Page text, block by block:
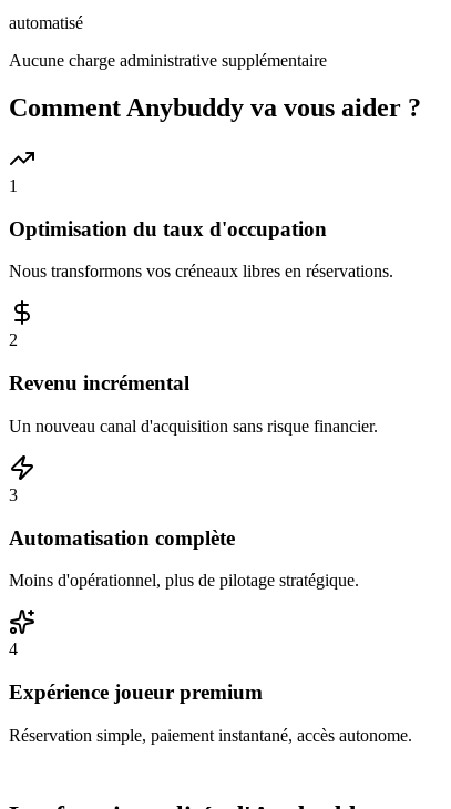
automatisé
Aucune charge administrative supplémentaire
Comment Anybuddy va vous aider ?
1
Optimisation du taux d'occupation
Nous transformons vos créneaux libres en réservations.
2
Revenu incrémental
Un nouveau canal d'acquisition sans risque financier.
3
Automatisation complète
Moins d'opérationnel, plus de pilotage stratégique.
4
Expérience joueur premium
Réservation simple, paiement instantané, accès autonome.